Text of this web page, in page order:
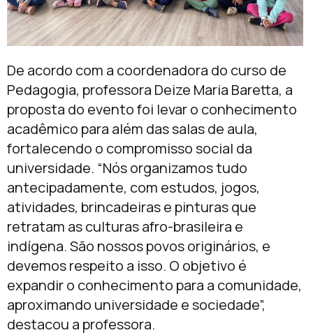
De acordo com a coordenadora do curso de
Pedagogia, professora Deize Maria Baretta, a
proposta do evento foi levar o conhecimento
acadêmico para além das salas de aula,
fortalecendo o compromisso social da
universidade. “Nós organizamos tudo
antecipadamente, com estudos, jogos,
atividades, brincadeiras e pinturas que
retratam as culturas afro-brasileira e
indígena. São nossos povos originários, e
devemos respeito a isso. O objetivo é
expandir o conhecimento para a comunidade,
aproximando universidade e sociedade”,
destacou a professora.